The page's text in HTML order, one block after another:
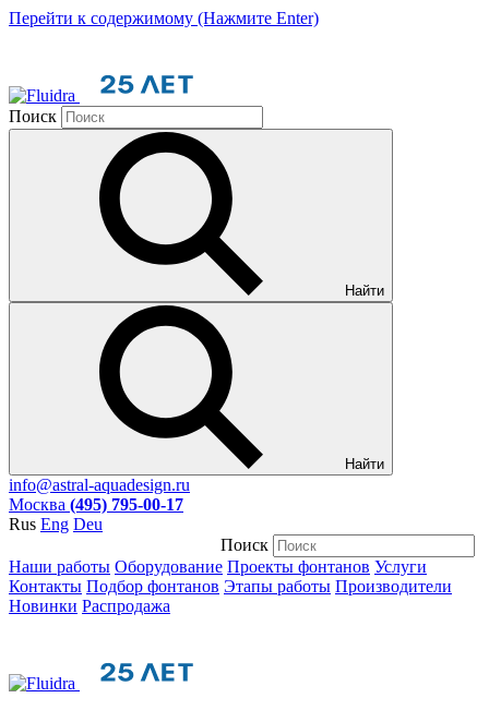
Перейти к содержимому (Нажмите Enter)
Поиск
Найти
Найти
info@astral-aquadesign.ru
Москва (495) 795-00-17
Rus Eng Deu
Поиск
Наши работы Оборудование Проекты фонтанов Услуги
Контакты Подбор фонтанов Этапы работы Производители
Новинки Распродажа